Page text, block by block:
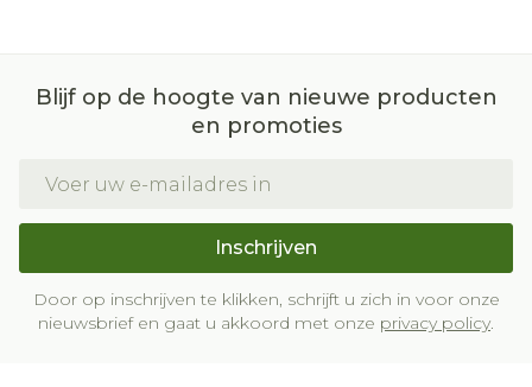
Blijf op de hoogte van nieuwe producten
en promoties
Inschrijven
Door op inschrijven te klikken, schrijft u zich in voor onze
nieuwsbrief en gaat u akkoord met onze privacy policy.